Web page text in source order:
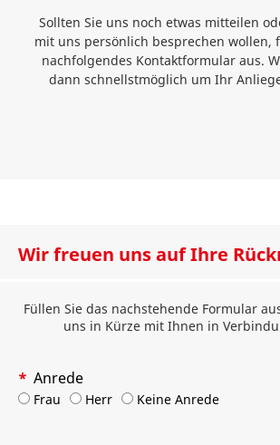
Sollten Sie uns noch etwas mitteilen
mit uns persönlich besprechen wollen,
nachfolgendes Kontaktformular aus.
dann schnellstmöglich um Ihr
Wir freuen uns auf Ihre
Füllen Sie das nachstehende Formular
uns in Kürze mit Ihnen in
Anrede
Frau Herr Keine Anrede